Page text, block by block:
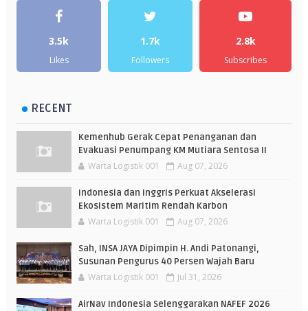
3.5k
Likes
1.7k
Followers
2.8k
Subscribes
RECENT
Kemenhub Gerak Cepat Penanganan dan
Evakuasi Penumpang KM Mutiara Sentosa II
Warta Logistik 001 Aug 07, 2026
Indonesia dan Inggris Perkuat Akselerasi
Ekosistem Maritim Rendah Karbon
Warta Logistik 001 Aug 07, 2026
Sah, INSA JAYA Dipimpin H. Andi Patonangi,
Susunan Pengurus 40 Persen Wajah Baru
Warta Logistik 001 Jul 31, 2026
AirNav Indonesia Selenggarakan NAFEF 2026